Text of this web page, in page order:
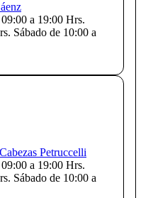
a 19:00 Hrs.
Sábado de 10:00 a
Petruccelli
a 19:00 Hrs.
Sábado de 10:00 a